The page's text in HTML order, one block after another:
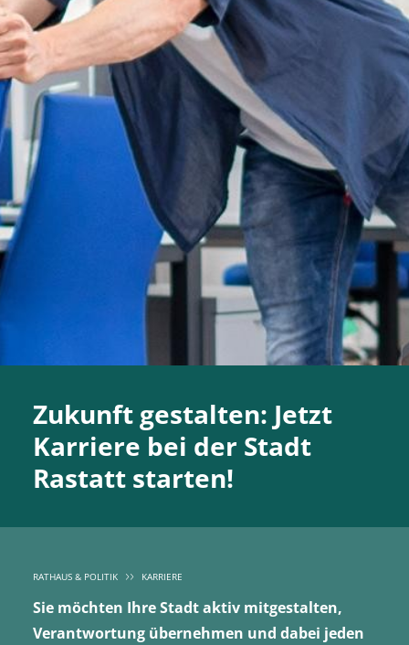
Zukunft gestalten: Jetzt
Karriere bei der Stadt
Rastatt starten!
RATHAUS & POLITIK KARRIERE
Sie möchten Ihre Stadt aktiv mitgestalten,
Verantwortung übernehmen und dabei jeden